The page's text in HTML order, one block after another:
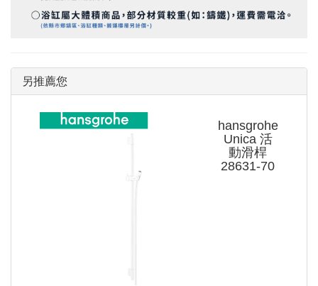
另推薦您
hansgrohe
Unica 活
動滑桿
28631-70